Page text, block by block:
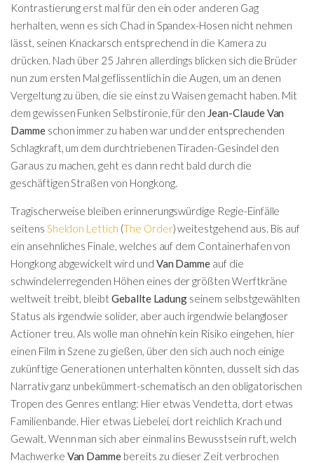
Kontrastierung erst mal für den ein oder anderen Gag
herhalten, wenn es sich Chad in Spandex-Hosen nicht nehmen
lässt, seinen Knackarsch entsprechend in die Kamera zu
drücken. Nach über 25 Jahren allerdings blicken sich die Brüder
nun zum ersten Mal geflissentlich in die Augen, um an denen
Vergeltung zu üben, die sie einst zu Waisen gemacht haben. Mit
dem gewissen Funken Selbstironie, für den Jean-Claude Van
Dammeschon immer zu haben war und der entsprechenden
Schlagkraft, um dem durchtriebenen Tiraden-Gesindel den
Garaus zu machen, geht es dann recht bald durch die
geschäftigen Straßen von Hongkong.
Tragischerweise bleiben erinnerungswürdige Regie-Einfälle
seitens Sheldon Lettich (The Order) weitestgehend aus. Bis auf
ein ansehnliches Finale, welches auf dem Containerhafen von
Hongkong abgewickelt wird und Van Damme auf die
schwindelerregenden Höhen eines der größten Werftkräne
weltweit treibt, bleibt Geballte Ladung seinem selbstgewählten
Status als irgendwie solider, aber auch irgendwie belangloser
Actioner treu. Als wolle man ohnehin kein Risiko eingehen, hier
einen Film in Szene zu gießen, über den sich auch noch einige
zukünftige Generationen unterhalten könnten, dusselt sich das
Narrativ ganz unbekümmert-schematisch an den obligatorischen
Tropen des Genres entlang: Hier etwas Vendetta, dort etwas
Familienbande. Hier etwas Liebelei, dort reichlich Krach und
Gewalt. Wenn man sich aber einmal ins Bewusstsein ruft, welch
Machwerke Van Damme bereits zu dieser Zeit verbrochen